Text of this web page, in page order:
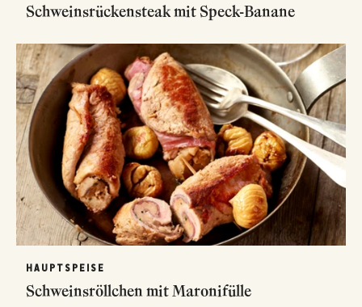
Schweinsrückensteak mit Speck-Banane
HAUPTSPEISE
Schweinsröllchen mit Maronifülle